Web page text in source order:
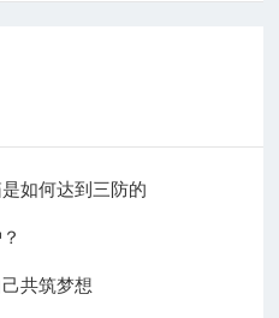
如何达到三防的
共筑梦想